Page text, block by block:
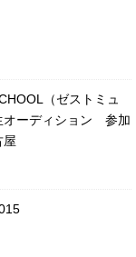
（ゼストミュ
オーディション 参加
屋